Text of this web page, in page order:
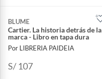
BLUME
Cartier. La historia detrás de la
marca - Libro en tapa dura
Por LIBRERIA PAIDEIA
S/ 107